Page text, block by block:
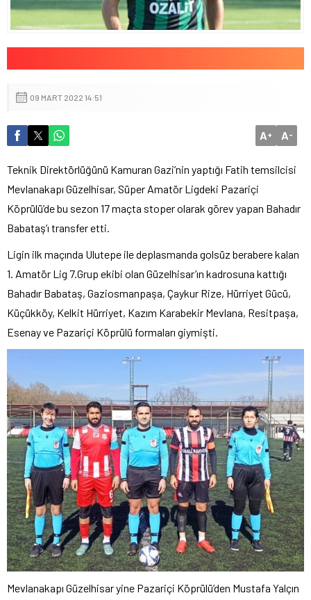
09 MART 2022 14:51
A+ A-
Teknik Direktörlüğünü Kamuran Gazi’nin yaptığı Fatih temsilcisi
Mevlanakapı Güzelhisar, Süper Amatör Ligdeki Pazariçi
Köprülü’de bu sezon 17 maçta stoper olarak görev yapan Bahadır
Babataş’ı transfer etti.
Ligin ilk maçında Ulutepe ile deplasmanda golsüz berabere kalan
1. Amatör Lig 7.Grup ekibi olan Güzelhisar’ın kadrosuna kattığı
Bahadır Babataş, Gaziosmanpaşa, Çaykur Rize, Hürriyet Gücü,
Küçükköy, Kelkit Hürriyet, Kazım Karabekir Mevlana, Resitpaşa,
Esenay ve Pazariçi Köprülü formaları giymişti.
Mevlanakapı Güzelhisar yine Pazariçi Köprülü’den Mustafa Yalçın